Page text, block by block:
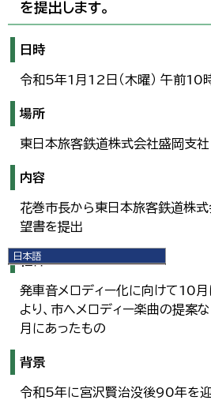
日本語
日本語
English
한국어
简体中文
繁體中文
を提出します。
日時
令和5年1月12日（木曜） 午前
場所
東日本旅客鉄道株式会社盛岡支社
内容
花巻市長から東日本旅客鉄道株
望書を提出
経緯
発車音メロディー化に向けて10
より、市へメロディー楽曲の提案
月にあったもの
背景
令和5年に宮沢賢治没後90年を